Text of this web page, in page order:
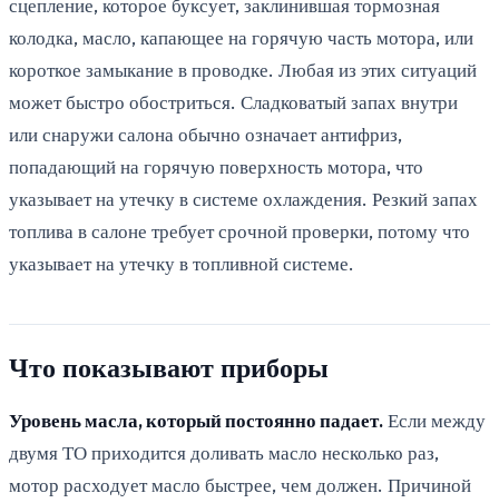
колодка, масло, капающее на горячую часть мотора, или
короткое замыкание в проводке. Любая из этих ситуаций
может быстро обостриться. Сладковатый запах внутри
или снаружи салона обычно означает антифриз,
попадающий на горячую поверхность мотора, что
указывает на утечку в системе охлаждения. Резкий запах
топлива в салоне требует срочной проверки, потому что
указывает на утечку в топливной системе.
Что показывают приборы
Уровень масла, который постоянно падает.Если между
двумя ТО приходится доливать масло несколько раз,
мотор расходует масло быстрее, чем должен. Причиной